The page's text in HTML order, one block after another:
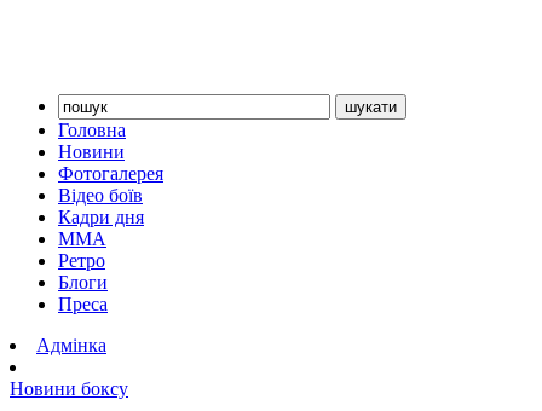
Головна
Новини
Фотогалерея
Відео боїв
Кадри дня
ММА
Ретро
Блоги
Преса
Адмінка
Новини боксу